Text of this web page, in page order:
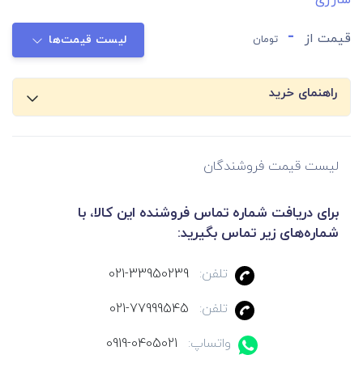
قیمت از - تومان لیست قیمت‌ها
راهنمای خرید
لیست قیمت فروشندگان
برای دریافت شماره تماس فروشنده این کالا، با
شماره‌های زیر تماس بگیرید:
تلفن:
021-33950239
تلفن:
021-77999545
واتساپ:
0919-0405021